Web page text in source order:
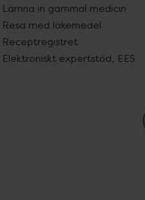
Lämna in gammal medicin
Resa med läkemedel
Receptregistret
Elektroniskt expertstöd, EES